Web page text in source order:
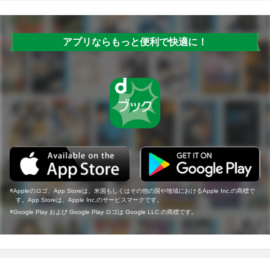
アプリならもっと便利で快適に！
Appleのロゴ、App Storeは、米国もしくはその他の国や地域におけるApple Inc.の商標で
す。App Storeは、Apple Inc.のサービスマークです。
Google Play および Google Play ロゴは Google LLC の商標です。